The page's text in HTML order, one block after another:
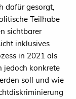
dafür gesorgt,
Teilhabe
sichtbarer
inklusives
in 2021 als
jedoch konkrete
soll und wie